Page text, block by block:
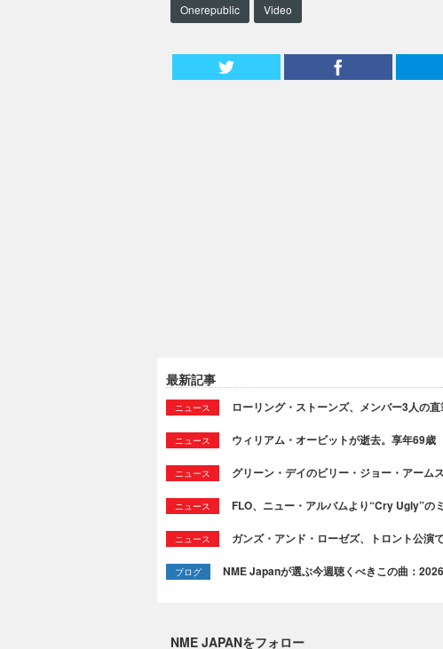
Onerepublic Video
最新記事
ニュース ローリング・ストーンズ、メンバー3人の
ニュース ウィリアム・オービットが逝去。享年69歳
ニュース グリーン・デイのビリー・ジョー・アーム
ニュース FLO、ニュー・アルバムより“Cry Ugly”の
ニュース ガンズ・アンド・ローゼズ、トロント公演
ブログ NME Japanが選ぶ今週聴くべきこの曲：
NME JAPANをフォロー